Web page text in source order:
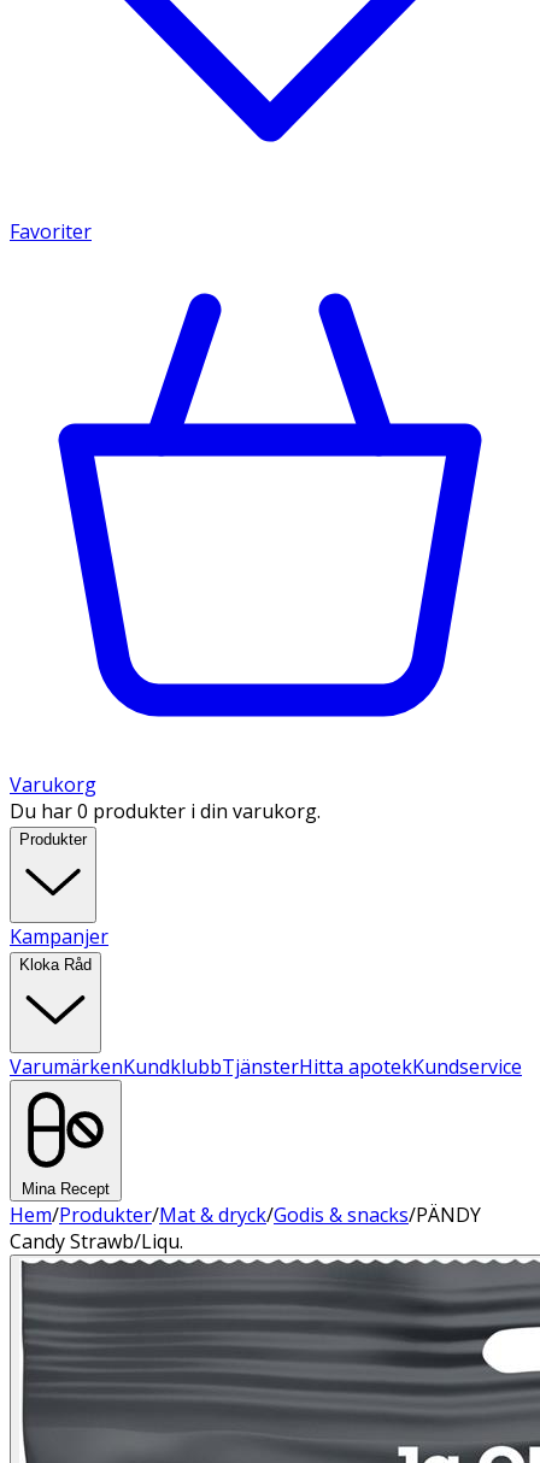
Favoriter
Varukorg
Du har 0 produkter i din varukorg.
Produkter
Kampanjer
Kloka Råd
VarumärkenKundklubbTjänsterHitta apotekKundservice
Mina Recept
Hem/Produkter/Mat & dryck/Godis & snacks/PÄNDY
Candy Strawb/Liqu.